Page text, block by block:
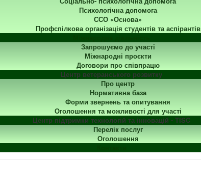
Психологічна допомога
ССО «Основа»
Профспілкова організація студентів та аспірантів
Запрошуємо до участі
Міжнародні проєкти
Договори про співпрацю
Центр ветеранського розвитку
Про центр
Нормативна база
Форми звернень та опитування
Оголошення та можливості для участі
Центр підтримки технологій та інновацій - TISC
Перелік послуг
Оголошення